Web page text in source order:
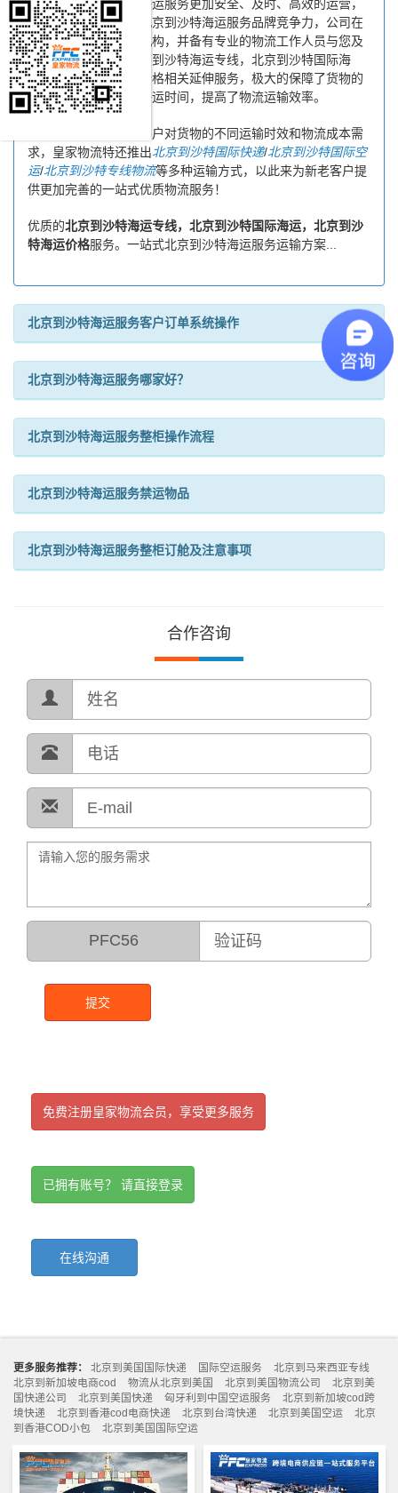
为了保证北京到沙特海运服务更加安全、及时、高效的运营，
进一步提高皇家物流北京到沙特海运服务品牌竞争力，公司在
北京专门设立了办事机构，并备有专业的物流工作人员与您及
时沟通，为您提供北京到沙特海运专线，北京到沙特国际海
运，北京到沙特海运价格相关延伸服务，极大的保障了货物的
时效性，缩短了货物海运时间，提高了物流运输效率。
同时，为了方便广大客户对货物的不同运输时效和物流成本需
求，皇家物流特还推出北京到沙特国际快递/北京到沙特国际空
运/北京到沙特专线物流等多种运输方式，以此来为新老客户提
供更加完善的一站式优质物流服务！
优质的北京到沙特海运专线，北京到沙特国际海运，北京到沙
特海运价格服务。一站式北京到沙特海运服务运输方案...
北京到沙特海运服务客户订单系统操作
北京到沙特海运服务哪家好？
北京到沙特海运服务整柜操作流程
北京到沙特海运服务禁运物品
北京到沙特海运服务整柜订舱及注意事项
合作咨询
PFC56
提交
免费注册皇家物流会员，享受更多服务
已拥有账号？ 请直接登录
在线沟通
更多服务推荐： 北京到美国国际快递 国际空运服务
北京到马来西亚专线
北京到新加坡电商cod
物流从北京到美国 北京到美国物流公司
北京到美
国快递公司
北京到美国快递 匈牙利到中国空运服务
北京到新加坡cod跨
境快递
北京到香港cod电商快递 北京到台湾快递 北京到美国空运
北京
到香港COD小包
北京到美国国际空运